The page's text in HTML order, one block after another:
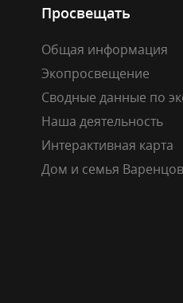
Просвещать
Общая информация
Экопросвещение
Сводные данные по
Наша деятельность
Интерактивная карта
Дом и семья